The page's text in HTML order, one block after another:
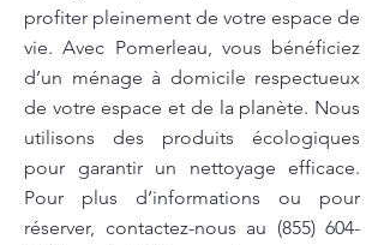
profiter pleinement de votre espace de
vie. Avec Pomerleau, vous bénéficiez
d’un ménage à domicile respectueux
de votre espace et de la planète. Nous
utilisons des produits écologiques
pour garantir un nettoyage efficace.
Pour plus d’informations ou pour
réserver, contactez-nous au (855) 604-